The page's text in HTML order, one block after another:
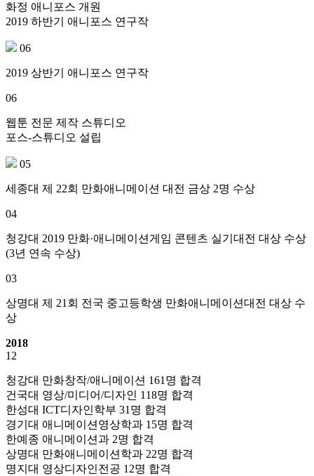
화정 애니포스 개원
2019 하반기 애니포스 연구작
06
2019 상반기 애니포스 연구작
06
웹툰 전문 제작 스튜디오
포스-스튜디오 설립
05
세종대 제 22회 만화애니메이션 대전 금상 2명 수상
04
청강대 2019 만화·애니메이션게임 콘텐츠 실기대전 대상 수상
(3년 연속 수상)
03
상명대 제 21회 전국 중고등학생 만화애니메이션대전 대상 수
상
2018
12
청강대 만화창작/애니메이션 161명 합격
건국대 영상/미디어/디자인 118명 합격
한성대 ICT디자인학부 31명 합격
경기대 애니메이션영상학과 15명 합격
한예종 애니메이션과 2명 합격
상명대 만화애니메이션학과 22명 합격
명지대 영상디자인전공 12명 합격